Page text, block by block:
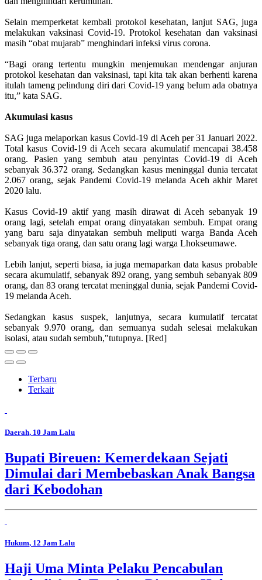
Selain memperketat kembali protokol kesehatan, lanjut SAG, juga
melakukan vaksinasi Covid-19. Protokol kesehatan dan vaksinasi
masih “obat mujarab” menghindari infeksi virus corona.
“Bagi orang tertentu mungkin menjemukan mendengar anjuran
protokol kesehatan dan vaksinasi, tapi kita tak akan berhenti karena
itulah tameng pelindung diri dari Covid-19 yang belum ada obatnya
itu,” kata SAG.
Akumulasi kasus
SAG juga melaporkan kasus Covid-19 di Aceh per 31 Januari 2022.
Total kasus Covid-19 di Aceh secara akumulatif mencapai 38.458
orang. Pasien yang sembuh atau penyintas Covid-19 di Aceh
sebanyak 36.372 orang. Sedangkan kasus meninggal dunia tercatat
2.067 orang, sejak Pandemi Covid-19 melanda Aceh akhir Maret
2020 lalu.
Kasus Covid-19 aktif yang masih dirawat di Aceh sebanyak 19
orang lagi, setelah empat orang dinyatakan sembuh. Empat orang
yang baru saja dinyatakan sembuh meliputi warga Banda Aceh
sebanyak tiga orang, dan satu orang lagi warga Lhokseumawe.
Lebih lanjut, seperti biasa, ia juga memaparkan data kasus probable
secara akumulatif, sebanyak 892 orang, yang sembuh sebanyak 809
orang, dan 83 orang tercatat meninggal dunia, sejak Pandemi Covid-
19 melanda Aceh.
Sedangkan kasus suspek, lanjutnya, secara kumulatif tercatat
sebanyak 9.970 orang, dan semuanya sudah selesai melakukan
isolasi, atau sudah sembuh,"tutupnya. [Red]
Terbaru
Terkait
Daerah, 10 Jam Lalu
Bupati Bireuen: Kemerdekaan Sejati
Dimulai dari Membebaskan Anak Bangsa
dari Kebodohan
Hukum, 12 Jam Lalu
Haji Uma Minta Pelaku Pencabulan